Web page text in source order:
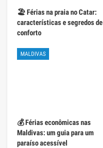
🏖️ Férias na praia no Catar:
características e segredos de
conforto
MALDIVAS
💰 Férias econômicas nas
Maldivas: um guia para um
paraíso acessível